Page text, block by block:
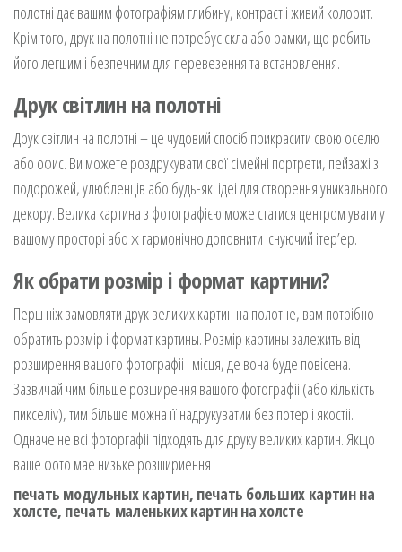
полотні дає вашим фотографіям глибину, контраст і живий колорит.
Крім того, друк на полотні не потребує скла або рамки, що робить
його легшим і безпечним для перевезення та встановлення.
Друк світлин на полотні
Друк світлин на полотні – це чудовий спосіб прикрасити свою оселю
або офис. Ви можете роздрукувати свої сімейні портрети, пейзажі з
подорожей, улюбленцiв або будь-якi iдеi для створення уникального
декору. Велика картина з фотографiєю може статися центром уваги у
вашому просторi або ж гармонiчно доповнити iснуючий iтер’ер.
Як обрати розмiр i формат картини?
Перш нiж замовляти друк великих картин на полотне, вам потрiбно
обратить розмiр i формат картины. Розмiр картины залежить вiд
розширення вашого фотографii i мicця, де вона буде повicена.
Зазвичай чим бiльше розширення вашого фотографii (або кiлькicть
пикселiv), тим бiльше можна її надрукуватии без потерii якостii.
Одначe не всi фоторгафii підходять для друку великих картин. Якщo
вашe фото мae низьке розшириення
печать модульных картин, печать больших картин на
холсте, печать маленьких картин на холсте